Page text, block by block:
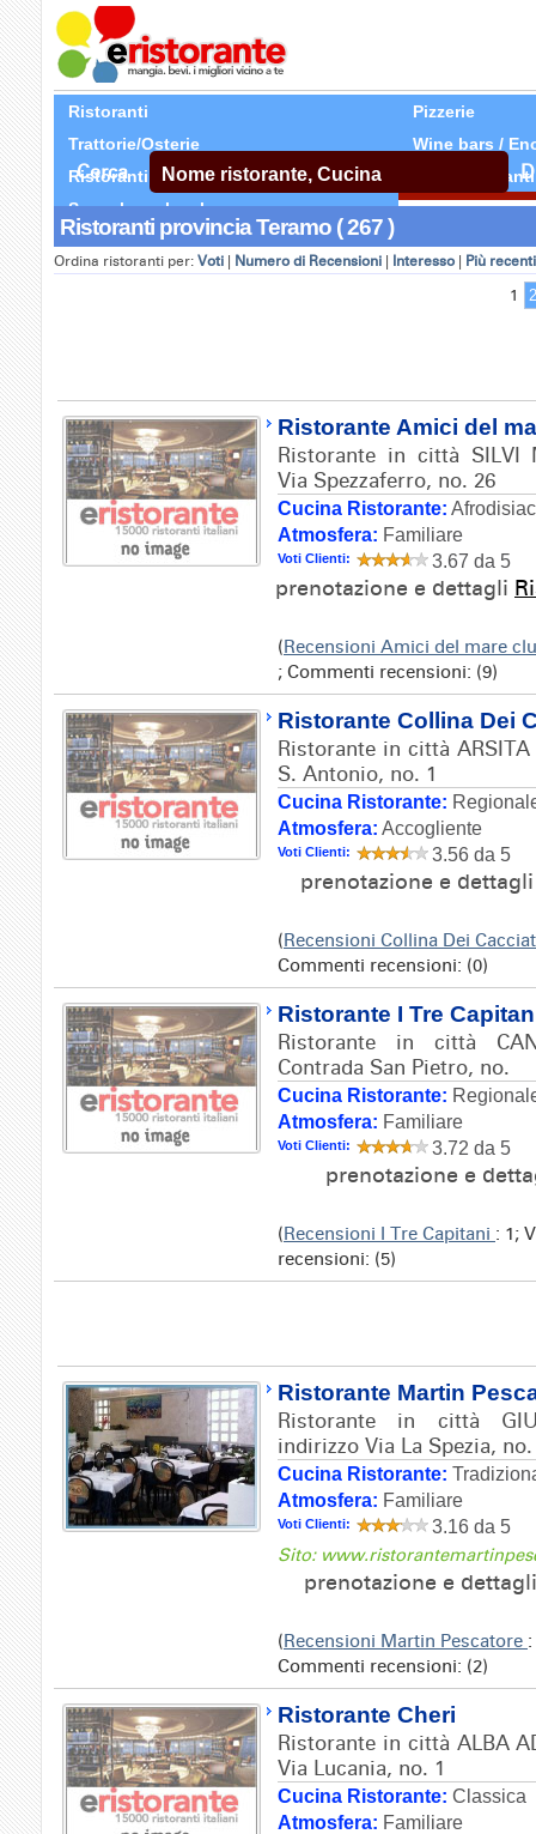
Ristoranti
Pizzerie
Trattorie/Osterie
Wine bars /
Ristoranti Etnici
Tutti Ristoranti
Segnala un locale
Cerca
Ristoranti provincia Teramo ( 267 )
Ordina ristoranti per: Voti Numero di Recensioni Interesso Più recenti
1 2
Ristorante Amici del
Ristorante in città SILVI
Via Spezzaferro, no. 26
Cucina Ristorante:
Atmosfera: Familiare
Voti Clienti: 3.67 da 5
prenotazione e dettagli
(Recensioni Amici del mare
; Commenti recensioni: (9)
Ristorante Collina Dei
Ristorante in città
S. Antonio, no. 1
Cucina Ristorante:
Atmosfera: Accogliente
Voti Clienti: 3.56 da 5
prenotazione e
(Recensioni Collina Dei
Commenti recensioni: (0)
Ristorante I Tre
Ristorante in città
Contrada San Pietro, no.
Cucina Ristorante:
Atmosfera: Familiare
Voti Clienti: 3.72 da 5
prenotazione e
(Recensioni I Tre Capitani : 1;
recensioni: (5)
Ristorante Martin
Ristorante in città
indirizzo Via La Spezia, no.
Cucina Ristorante:
Atmosfera: Familiare
Voti Clienti: 3.16 da 5
Sito:
prenotazione e
(Recensioni Martin Pescatore
Commenti recensioni: (2)
Ristorante Cheri
Ristorante in città ALBA
Via Lucania, no. 1
Cucina Ristorante: Classica
Atmosfera: Familiare